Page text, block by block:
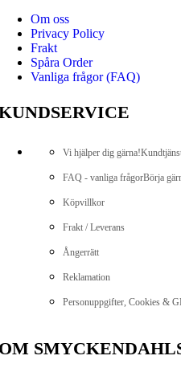
Om oss
Privacy Policy
Frakt
Spåra Order
Vanliga frågor (FAQ)
Vi hjälper dig gärna!
FAQ - vanliga frågorBörja
Köpvillkor
Frakt / Leverans
Ångerrätt
Reklamation
Personuppgifter, Cookies &